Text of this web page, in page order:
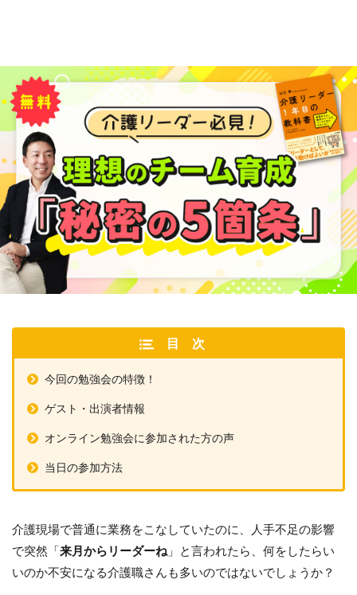
目次
今回の勉強会の特徴！
ゲスト・出演者情報
オンライン勉強会に参加された方の声
当日の参加方法
介護現場で普通に業務をこなしていたのに、人手不足の影響
で突然「来月からリーダーね 」と言われたら、何をしたらい
いのか不安になる介護職さんも多いのではないでしょうか？